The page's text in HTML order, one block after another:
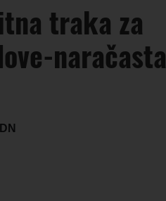
traka za
naračasta